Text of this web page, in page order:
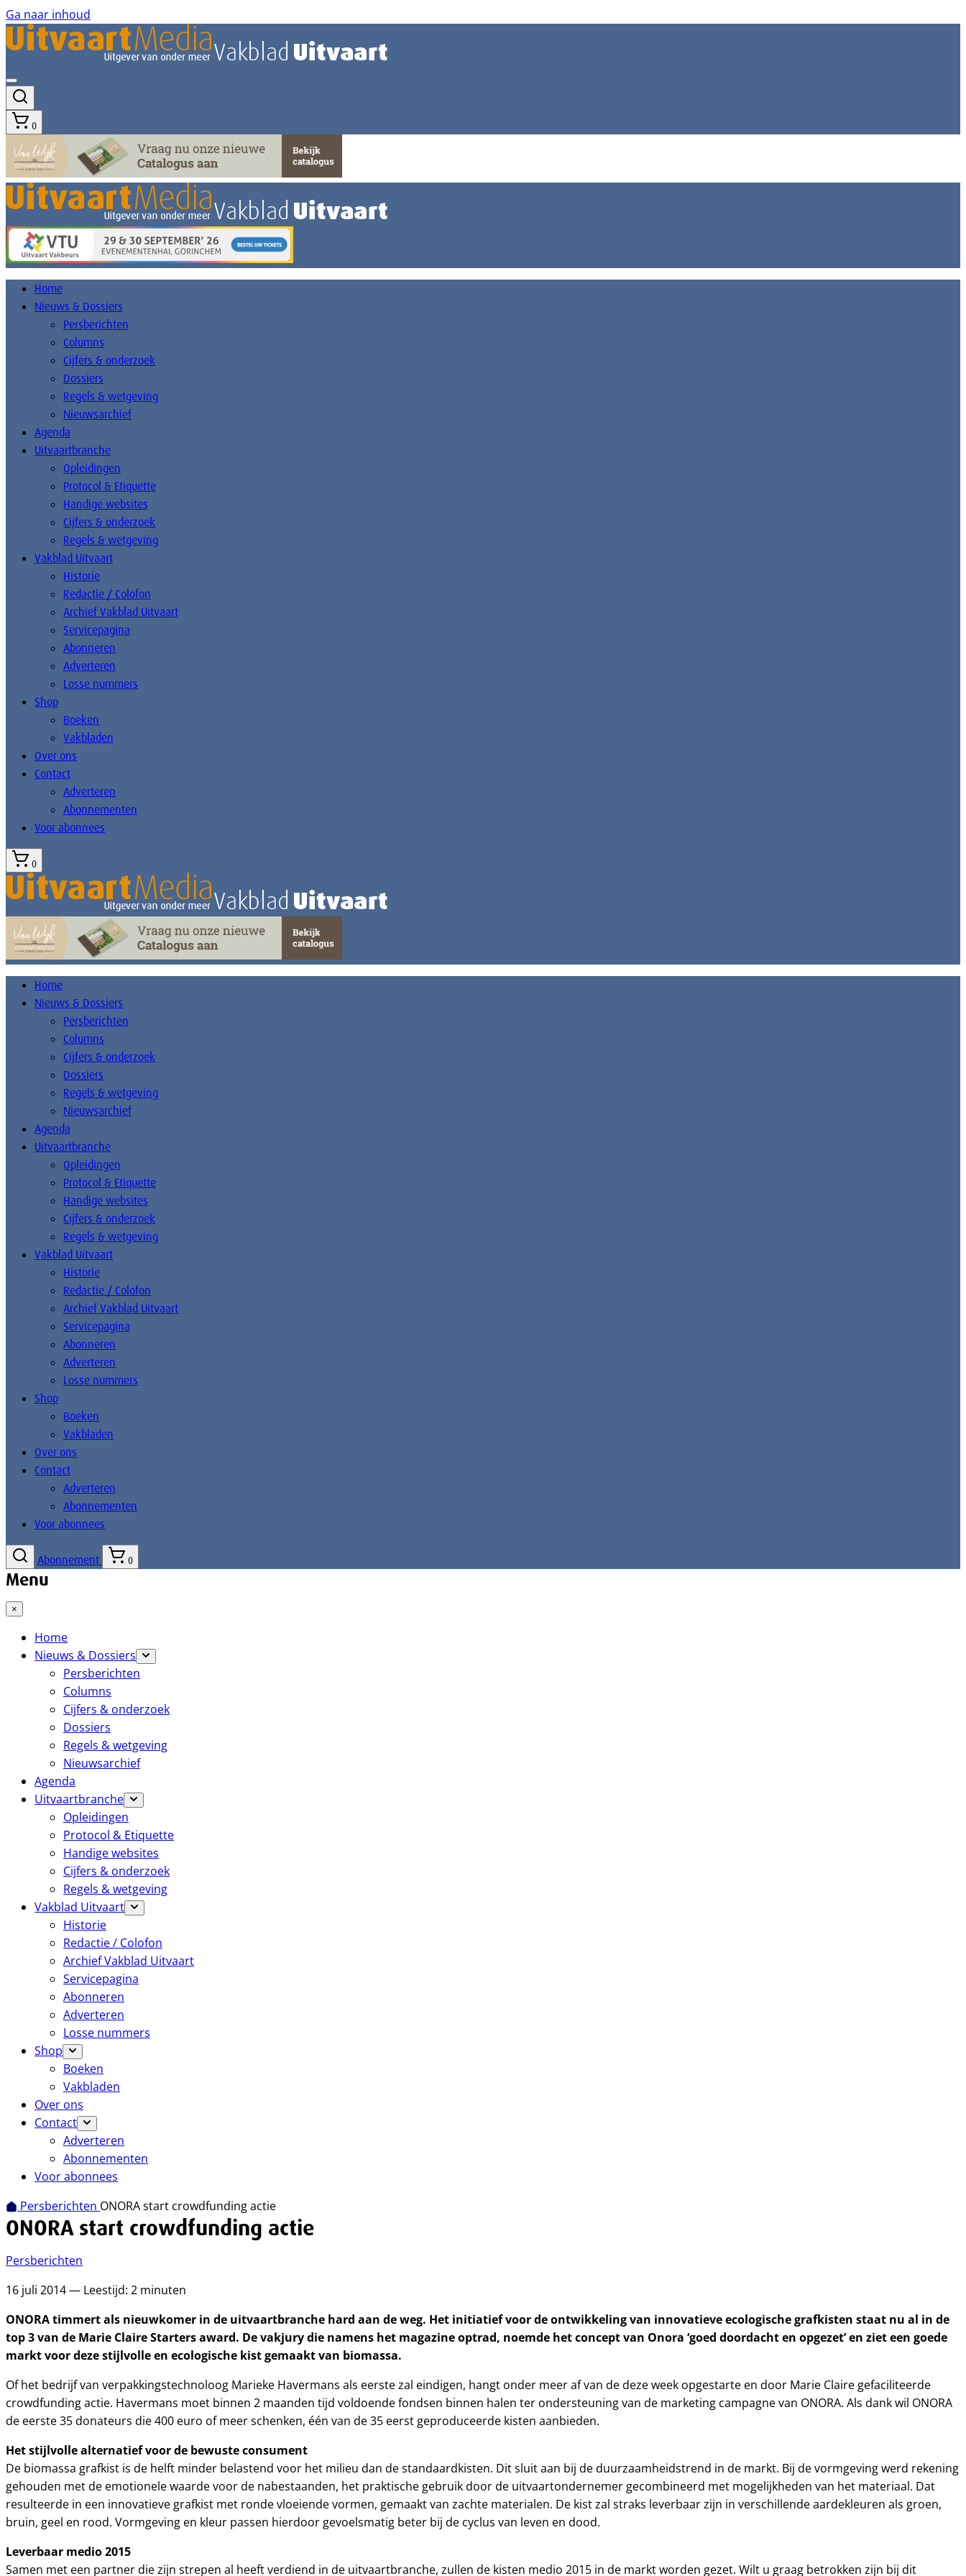
Ga naar inhoud
0
Home
Nieuws & Dossiers
Persberichten
Columns
Cijfers & onderzoek
Dossiers
Regels & wetgeving
Nieuwsarchief
Agenda
Uitvaartbranche
Opleidingen
Protocol & Etiquette
Handige websites
Cijfers & onderzoek
Regels & wetgeving
Vakblad Uitvaart
Historie
Redactie / Colofon
Archief Vakblad Uitvaart
Servicepagina
Abonneren
Adverteren
Losse nummers
Shop
Boeken
Vakbladen
Over ons
Contact
Adverteren
Abonnementen
Voor abonnees
0
Home
Nieuws & Dossiers
Persberichten
Columns
Cijfers & onderzoek
Dossiers
Regels & wetgeving
Nieuwsarchief
Agenda
Uitvaartbranche
Opleidingen
Protocol & Etiquette
Handige websites
Cijfers & onderzoek
Regels & wetgeving
Vakblad Uitvaart
Historie
Redactie / Colofon
Archief Vakblad Uitvaart
Servicepagina
Abonneren
Adverteren
Losse nummers
Shop
Boeken
Vakbladen
Over ons
Contact
Adverteren
Abonnementen
Voor abonnees
Abonnement 0
Menu
×
Home
Nieuws & Dossiers
Persberichten
Columns
Cijfers & onderzoek
Dossiers
Regels & wetgeving
Nieuwsarchief
Agenda
Uitvaartbranche
Opleidingen
Protocol & Etiquette
Handige websites
Cijfers & onderzoek
Regels & wetgeving
Vakblad Uitvaart
Historie
Redactie / Colofon
Archief Vakblad Uitvaart
Servicepagina
Abonneren
Adverteren
Losse nummers
Shop
Boeken
Vakbladen
Over ons
Contact
Adverteren
Abonnementen
Voor abonnees
Persberichten ONORA start crowdfunding actie
ONORA start crowdfunding actie
Persberichten
16 juli 2014 — Leestijd: 2 minuten
ONORA timmert als nieuwkomer in de uitvaartbranche hard aan de weg. Het initiatief voor de ontwikkeling van innovatieve ecologische grafkisten staat nu al in de
top 3 van de Marie Claire Starters award. De vakjury die namens het magazine optrad, noemde het concept van Onora ‘goed doordacht en opgezet’ en ziet een goede
markt voor deze stijlvolle en ecologische kist gemaakt van biomassa.
Of het bedrijf van verpakkingstechnoloog Marieke Havermans als eerste zal eindigen, hangt onder meer af van de deze week opgestarte en door Marie Claire gefaciliteerde
crowdfunding actie. Havermans moet binnen 2 maanden tijd voldoende fondsen binnen halen ter ondersteuning van de marketing campagne van ONORA. Als dank wil ONORA
de eerste 35 donateurs die 400 euro of meer schenken, één van de 35 eerst geproduceerde kisten aanbieden.
Het stijlvolle alternatief voor de bewuste consument
De biomassa grafkist is de helft minder belastend voor het milieu dan de standaardkisten. Dit sluit aan bij de duurzaamheidstrend in de markt. Bij de vormgeving werd rekening
gehouden met de emotionele waarde voor de nabestaanden, het praktische gebruik door de uitvaartondernemer gecombineerd met mogelijkheden van het materiaal. Dat
resulteerde in een innovatieve grafkist met ronde vloeiende vormen, gemaakt van zachte materialen. De kist zal straks leverbaar zijn in verschillende aardekleuren als groen,
bruin, geel en rood. Vormgeving en kleur passen hierdoor gevoelsmatig beter bij de cyclus van leven en dood.
Leverbaar medio 2015
Samen met een partner die zijn strepen al heeft verdiend in de uitvaartbranche, zullen de kisten medio 2015 in de markt worden gezet. Wilt u graag betrokken zijn bij dit